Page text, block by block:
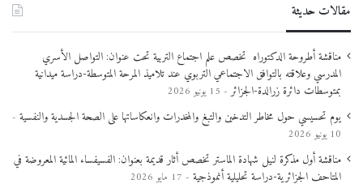
ا
ث
ا
ر
ة
ن
:
مقالات حديثة
مناقشة أطروحة الدكتوراه تخصص علم اجتماع التربية تحت عنوان: التواصل الأسري
المدرسي وعلاقته بالتوافق الاجتماعي التربوي عند تلاميذ المرحة المتوسطة-دراسة ميدانية
بمتوسطات دائرة زرالدة-الجزائر
15 يونيو 2026
يوم تحسيسي حول مخاطر التدخين والتبغ والمخدرات وانعكاساتها على الصحة الجسدية والنفسية
10 يونيو 2026
مناقشة أول مذكرة لنيل شهادة الماستر تخصص أثار قديمة بعنوان: الفسيفساء المائية المعروضة في
المتاحف الجزائرية-دراسة تحليلية أنموذجية
17 مايو 2026